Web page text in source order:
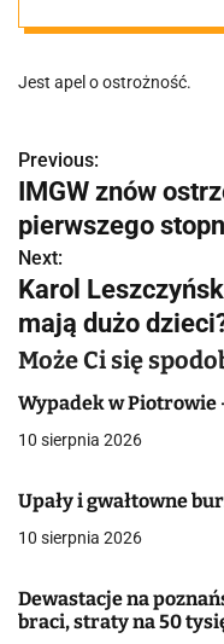
Jest apel o ostrożność.
N
a
w
i
g
a
c
j
a
p
Previous:
IMGW znów
pierwszego
Next:
Karol
mają dużo
Może Ci się
Wypadek w Piotrowie
10 sierpnia 2026
Upały i gwałtowne
10 sierpnia 2026
Dewastacje na
braci, straty na 50